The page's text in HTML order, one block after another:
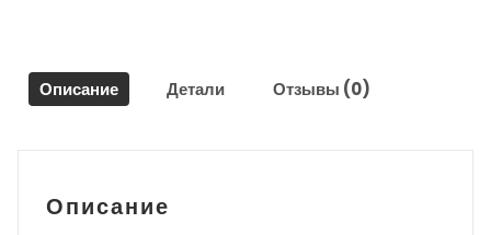
/
Volkswagen
Описание Детали Отзывы (0)
Описание